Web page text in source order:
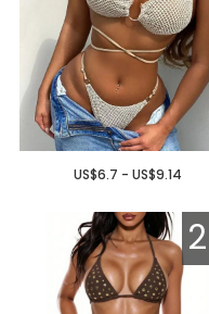
US$6.7 - US$9.14